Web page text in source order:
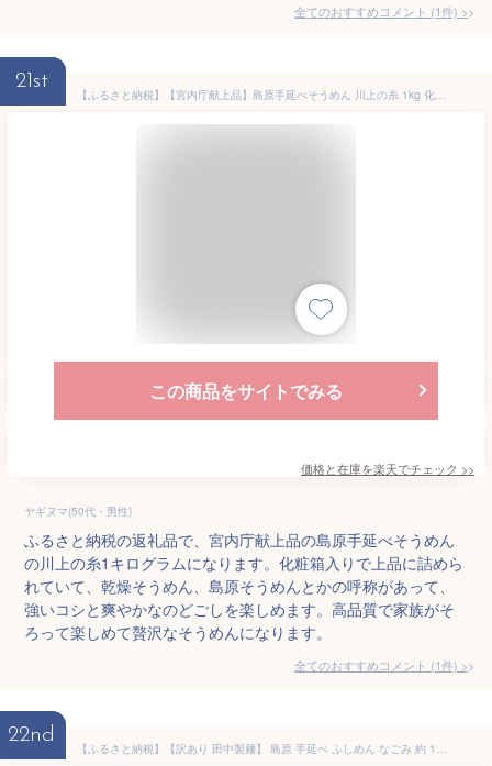
全てのおすすめコメント (1件) >
21st
【ふるさと納税】【宮内庁献上品】島原手延べそうめん 川上の糸 1kg 化粧箱入 / そうめん 素麺 麺 乾麺 めん 島原そうめん 手延べそうめん / 南島原市 / 川上製麺 [SCM029]
この商品をサイトでみる
価格と在庫を楽天でチェック >>
ヤギヌマ(50代・男性)
ふるさと納税の返礼品で、宮内庁献上品の島原手延べそうめん
の川上の糸1キログラムになります。化粧箱入りで上品に詰めら
れていて、乾燥そうめん、島原そうめんとかの呼称があって、
強いコシと爽やかなのどごしを楽しめます。高品質で家族がそ
ろって楽しめて贅沢なそうめんになります。
全てのおすすめコメント (1件) >
22nd
【ふるさと納税】【訳あり 田中製麺】 島原 手延べ ふしめん なごみ 約 1kg / そうめん 素麺 ふし 麺 乾麺 ギフト / 南島原市 / 贅沢宝庫 [SDZ008]